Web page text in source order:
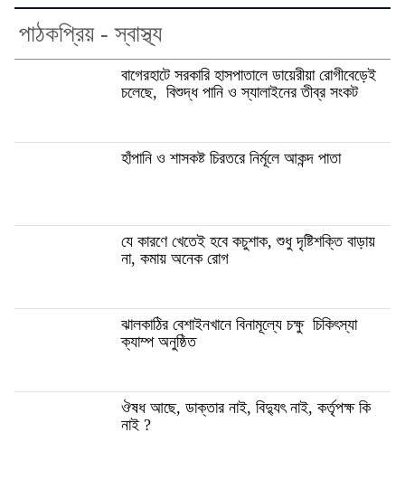
পাঠকপ্রিয় - স্বাস্থ্য
বাগেরহাটে সরকারি হাসপাতালে ডায়েরীয়া রোগীবেড়েই
চলেছে, বিশুদ্ধ পানি ও স্যালাইনের তীব্র সংকট
হাঁপানি ও শাসকষ্ট চিরতরে নির্মূলে আকন্দ পাতা
যে কারণে খেতেই হবে কচুশাক, শুধু দৃষ্টিশক্তি বাড়ায়
না, কমায় অনেক রোগ
ঝালকাঠির বেশাইনখানে বিনামূল্যে চক্ষু চিকিৎস্যা
ক্যাম্প অনুষ্ঠিত
ঔষধ আছে, ডাক্তার নাই, বিদ্যুৎ নাই, কর্তৃপক্ষ কি
নাই ?